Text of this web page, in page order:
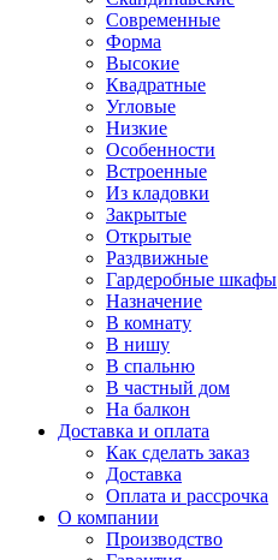
Современные
Форма
Высокие
Квадратные
Угловые
Низкие
Особенности
Встроенные
Из кладовки
Закрытые
Открытые
Раздвижные
Гардеробные шкафы
Назначение
В комнату
В нишу
В спальню
В частный дом
На балкон
Доставка и оплата
Как сделать заказ
Доставка
Оплата и рассрочка
О компании
Производство